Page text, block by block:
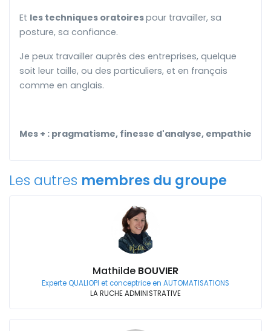
Et les techniques oratoirespour travailler, sa
posture, sa confiance.
Je peux travailler auprès des entreprises, quelque
soit leur taille, ou des particuliers, et en français
comme en anglais.
Mes + : pragmatisme, finesse d'analyse, empathie
Les autres membres du groupe
Mathilde BOUVIER
Experte QUALIOPI et conceptrice en AUTOMATISATIONS
LA RUCHE ADMINISTRATIVE